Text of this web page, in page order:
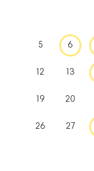
5 6
12 13
19 20
26 27